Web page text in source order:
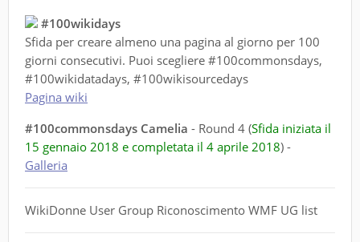
#100wikidays
Sfida per creare almeno una pagina al giorno per 100
giorni consecutivi. Puoi scegliere #100commonsdays,
#100wikidatadays, #100wikisourcedays
Pagina wiki
#100commonsdays Camelia - Round 4 (Sfida iniziata il
15 gennaio 2018 e completata il 4 aprile 2018) -
Galleria
WikiDonne User Group Riconoscimento WMF UG list